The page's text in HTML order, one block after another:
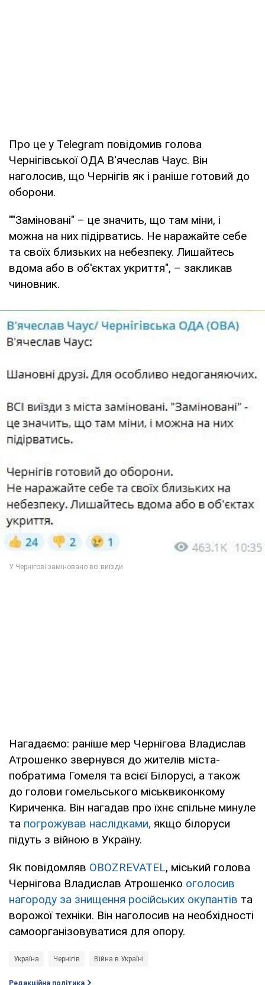
Про це у Telegram повідомив голова
Чернігівської ОДА В'ячеслав Чаус. Він
наголосив, що Чернігів як і раніше готовий до
оборони.
""Заміновані" – це значить, що там міни, і
можна на них підірватись. Не наражайте себе
та своїх близьких на небезпеку. Лишайтесь
вдома або в об'єктах укриття", – закликав
чиновник.
Нагадаємо: раніше мер Чернігова Владислав
Атрошенко звернувся до жителів міста-
побратима Гомеля та всієї Білорусі, а також
до голови гомельського міськвиконкому
Кириченка. Він нагадав про їхнє спільне минуле
та погрожував наслідками, якщо білоруси
підуть з війною в Україну.
Як повідомляв OBOZREVATEL, міський голова
Чернігова Владислав Атрошенко оголосив
нагороду за знищення російських окупантів та
ворожої техніки. Він наголосив на необхідності
самоорганізовуватися для опору.
Україна Чернігів Війна в Україні
Редакційна політика